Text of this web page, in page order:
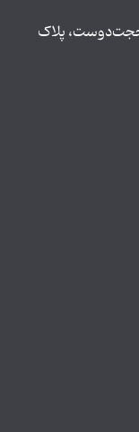
حجت‌دوست، پلاک